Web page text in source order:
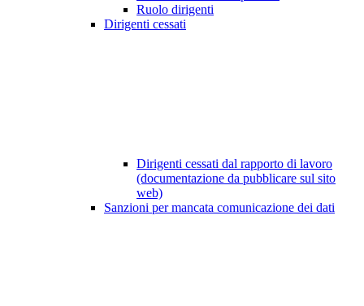
Ruolo dirigenti
Dirigenti cessati
Dirigenti cessati dal rapporto di lavoro
(documentazione da pubblicare sul sito
web)
Sanzioni per mancata comunicazione dei dati